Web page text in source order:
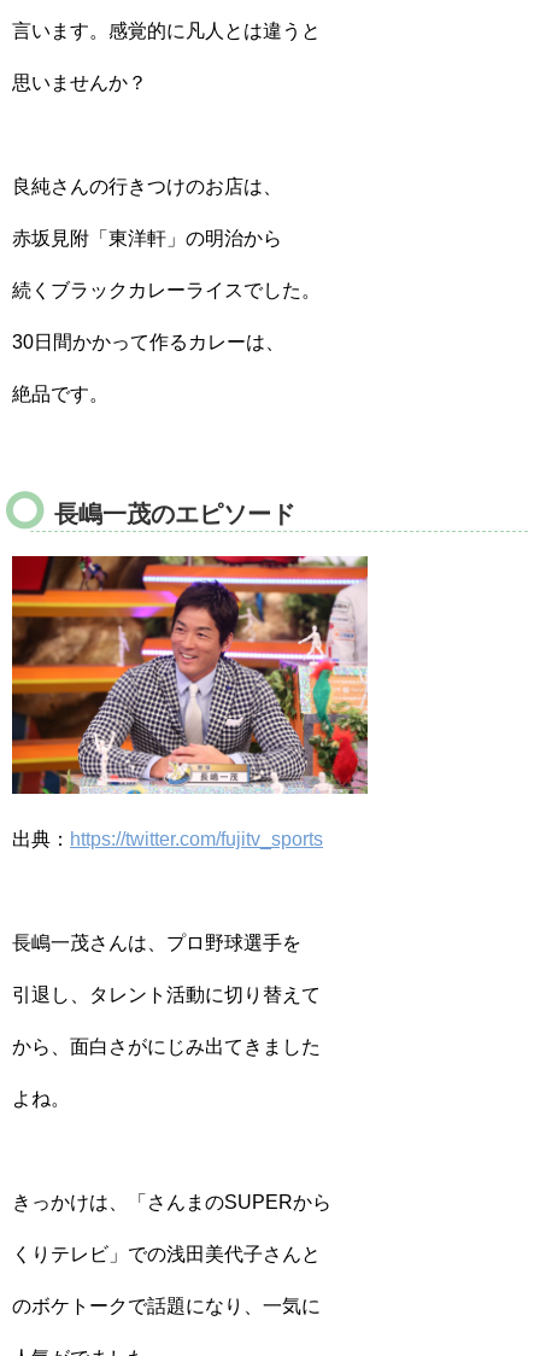
言います。感覚的に凡人とは違うと
思いませんか？
良純さんの行きつけのお店は、
赤坂見附「東洋軒」の明治から
続くブラックカレーライスでした。
30日間かかって作るカレーは、
絶品です。
長嶋一茂のエピソード
出典： https://twitter.com/fujitv_sports
長嶋一茂さんは、プロ野球選手を
引退し、タレント活動に切り替えて
から、面白さがにじみ出てきました
よね。
きっかけは、「さんまのSUPERから
くりテレビ」での浅田美代子さんと
のボケトークで話題になり、一気に